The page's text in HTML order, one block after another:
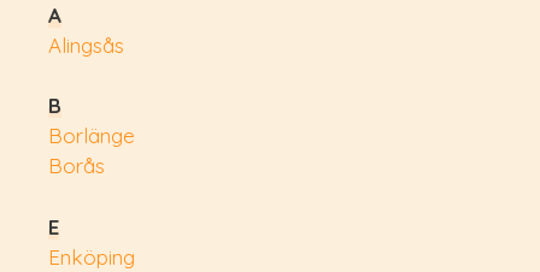
A
Alingsås
B
Borlänge
Borås
E
Enköping